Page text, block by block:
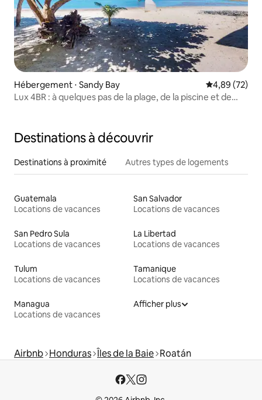
Hébergement ⋅ Sandy Bay Évaluation
4,89 (72)
Lux 4BR : à quelques pas de la plage, de la piscine et de
Destinations à découvrir
Destinations à proximité Autres types de logements
Guatemala
Locations de vacances
San Salvador
Locations de vacances
San Pedro Sula
Locations de vacances
La Libertad
Locations de vacances
Tulum
Locations de vacances
Tamanique
Locations de vacances
Managua
Locations de vacances
Afficher plus
Airbnb Honduras Îles de la Baie Roatán